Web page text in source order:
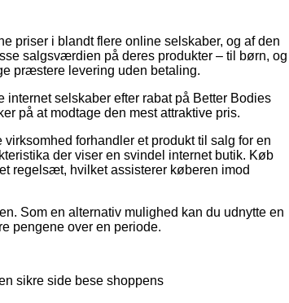
priser i blandt flere online selskaber, og af den
salgsværdien på deres produkter – til børn, og
præstere levering uden betaling.
selskaber efter rabat på Better Bodies
på at modtage den mest attraktive pris.
forhandler et produkt til salg for en
der viser en svindel internet butik. Køb
regelsæt, hvilket assisterer køberen imod
Som en alternativ mulighed kan du udnytte en
pengene over en periode.
sikre side bese shoppens